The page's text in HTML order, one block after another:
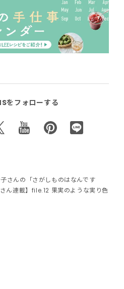
をフォローする
さんの「さがしものはなんです
さん連載】file.12 果実のような実り色